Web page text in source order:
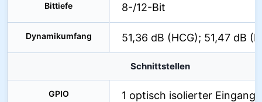
Bittiefe 8-/12-Bit
Dynamikumfang 51,36 dB (HCG); 51,47 dB
Schnittstellen
GPIO
1 optisch isolierter Eingang,